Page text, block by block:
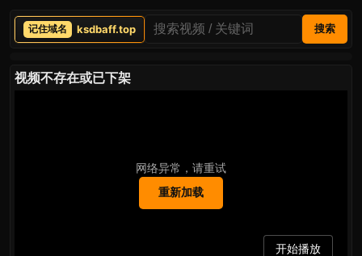
ksdbaff.top 搜索
视频不存在或已下架
网络异常，请重试
重新加载
开始播放